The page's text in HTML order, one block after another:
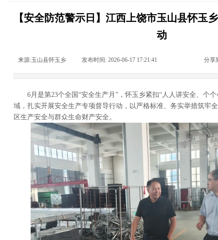
【安全防范警示日】江西上饶市玉山县怀玉
动
来源:玉山县怀玉乡 发布时间: 2026-06-17 17:21:41 分享
6月是第23个全国“安全生产月”，怀玉乡紧扣“人人讲安全、个个
域，扎实开展安全生产专项督导行动，以严格标准、务实举措筑牢
区生产安全与群众生命财产安全。